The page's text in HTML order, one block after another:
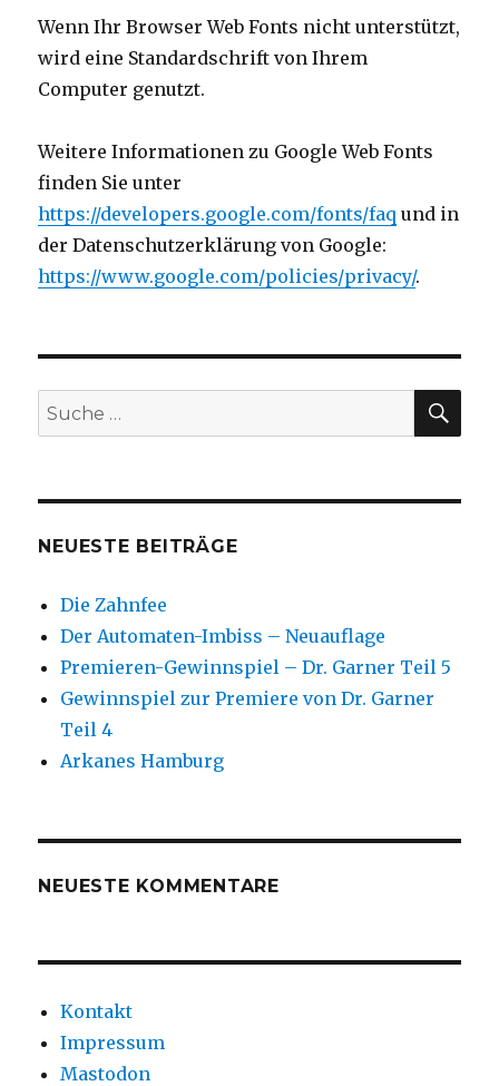
Wenn Ihr Browser Web Fonts nicht unterstützt,
wird eine Standardschrift von Ihrem
Computer genutzt.
Weitere Informationen zu Google Web Fonts
finden Sie unter
https://developers.google.com/fonts/faq und in
der Datenschutzerklärung von Google:
https://www.google.com/policies/privacy/.
Suche
nach:
NEUESTE BEITRÄGE
Die Zahnfee
Der Automaten-Imbiss – Neuauflage
Premieren-Gewinnspiel – Dr. Garner Teil 5
Gewinnspiel zur Premiere von Dr. Garner
Teil 4
Arkanes Hamburg
NEUESTE KOMMENTARE
Kontakt
Impressum
Mastodon